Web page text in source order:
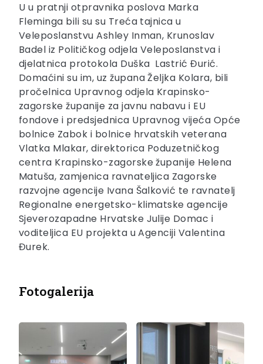
U u pratnji otpravnika poslova Marka
Fleminga bili su su Treća tajnica u
Veleposlanstvu Ashley Inman, Krunoslav
Badel iz Političkog odjela Veleposlanstva i
djelatnica protokola Duška Lastrić Đurić.
Domaćini su im, uz župana Željka Kolara, bili
pročelnica Upravnog odjela Krapinsko-
zagorske županije za javnu nabavu i EU
fondove i predsjednica Upravnog vijeća Opće
bolnice Zabok i bolnice hrvatskih veterana
Vlatka Mlakar, direktorica Poduzetničkog
centra Krapinsko-zagorske županije Helena
Matuša, zamjenica ravnateljica Zagorske
razvojne agencije Ivana Šalković te ravnatelj
Regionalne energetsko-klimatske agencije
Sjeverozapadne Hrvatske Julije Domac i
voditeljica EU projekta u Agenciji Valentina
Đurek.
Fotogalerija